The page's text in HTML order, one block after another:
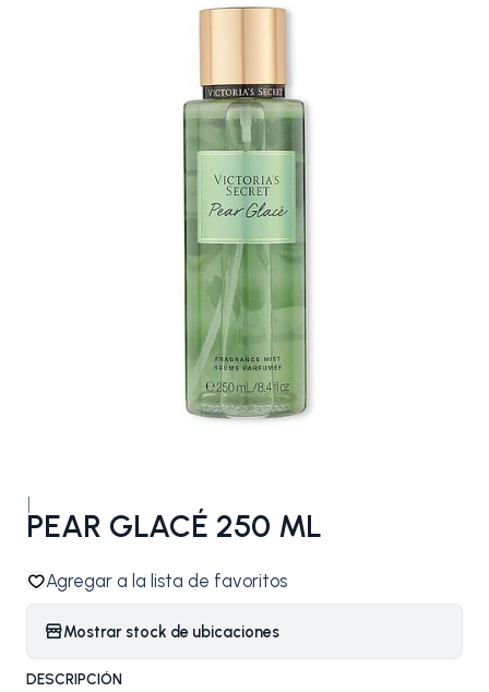
PEAR GLACÉ 250 ML
Agregar a la lista de favoritos
Mostrar stock de ubicaciones
DESCRIPCIÓN